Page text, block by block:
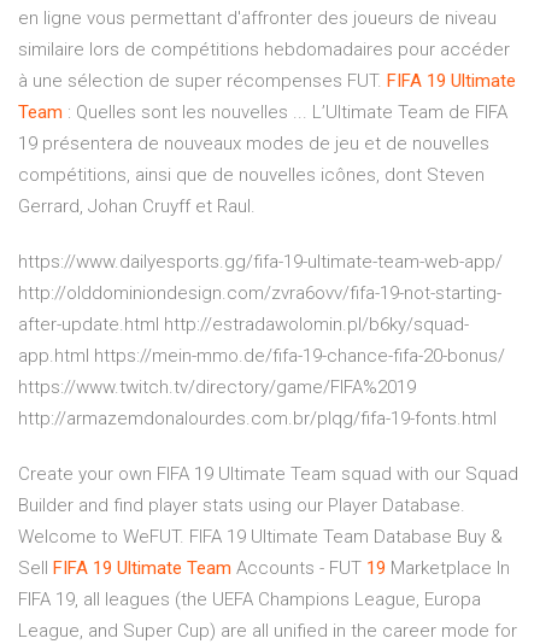
en ligne vous permettant d'affronter des joueurs de niveau
similaire lors de compétitions hebdomadaires pour accéder
à une sélection de super récompenses FUT. FIFA 19 Ultimate
Team : Quelles sont les nouvelles ... L’Ultimate Team de FIFA
19 présentera de nouveaux modes de jeu et de nouvelles
compétitions, ainsi que de nouvelles icônes, dont Steven
Gerrard, Johan Cruyff et Raul.
https://www.dailyesports.gg/fifa-19-ultimate-team-web-app/
http://olddominiondesign.com/zvra6ovv/fifa-19-not-starting-
after-update.html http://estradawolomin.pl/b6ky/squad-
app.html https://mein-mmo.de/fifa-19-chance-fifa-20-bonus/
https://www.twitch.tv/directory/game/FIFA%2019
http://armazemdonalourdes.com.br/plqg/fifa-19-fonts.html
Create your own FIFA 19 Ultimate Team squad with our Squad
Builder and find player stats using our Player Database.
Welcome to WeFUT. FIFA 19 Ultimate Team Database Buy &
Sell
FIFA 19 Ultimate Team Accounts - FUT 19 Marketplace In
FIFA 19, all leagues (the UEFA Champions League, Europa
League, and Super Cup) are all unified in the career mode for